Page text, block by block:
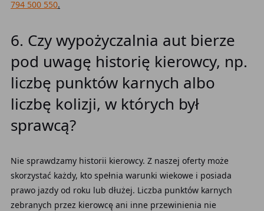
794 500 550.
6. Czy wypożyczalnia aut bierze
pod uwagę historię kierowcy, np.
liczbę punktów karnych albo
liczbę kolizji, w których był
sprawcą?
Nie sprawdzamy historii kierowcy. Z naszej oferty może
skorzystać każdy, kto spełnia warunki wiekowe i posiada
prawo jazdy od roku lub dłużej. Liczba punktów karnych
zebranych przez kierowcę ani inne przewinienia nie